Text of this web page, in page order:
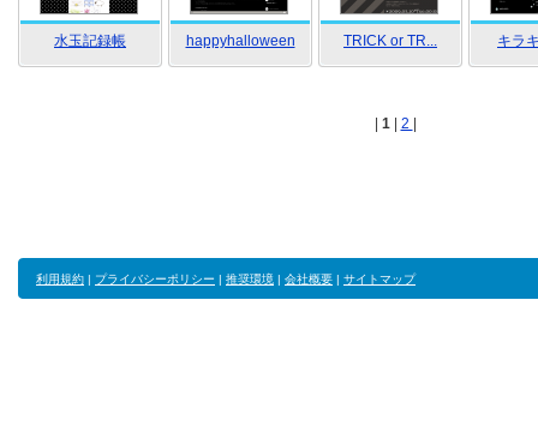
水玉記録帳 happyhalloween TRICK or TR... キラ
1 2
利用規約 | プライバシーポリシー | 推奨環境 | 会社概要 | サイトマップ